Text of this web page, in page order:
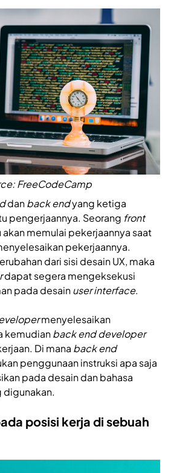
FreeCodeCamp
danback endyang ketiga
pengerjaannya. Seorang front
akan memulai pekerjaannya saat
pekerjaannya.
dari sisi desain UX, maka
dapat segera mengeksekusi
pada desainuser interface.
menyelesaikan
kemudianback end developer
Di mana back end
penggunaan instruksi apa saja
pada desain dan bahasa
digunakan.
posisi kerja di sebuah